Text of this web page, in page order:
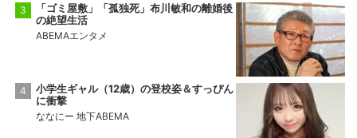
「ゴミ屋敷」「孤独死」布川敏和の離婚後
の絶望生活
ABEMAエンタメ
小学生ギャル（12歳）の登校姿＆すっぴん
に衝撃
ななにー 地下ABEMA